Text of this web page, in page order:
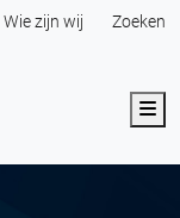
Wie zijn wij Zoeken